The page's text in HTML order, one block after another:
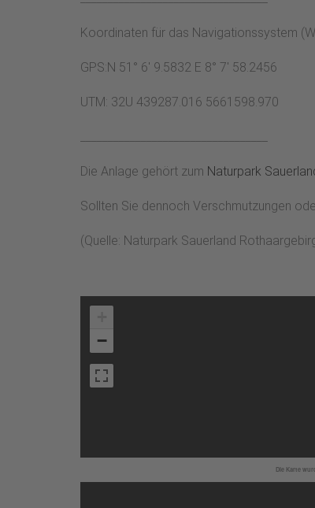
Koordinaten für das Navigationssystem
GPS:N 51° 6' 9.5832 E 8° 7' 58.2456
UTM: 32U 439287.016 5661598.970
Die Anlage gehört zum Naturpark
Sollten Sie dennoch Verschmutzungen
(Quelle: Naturpark Sauerland
Die Karte
−